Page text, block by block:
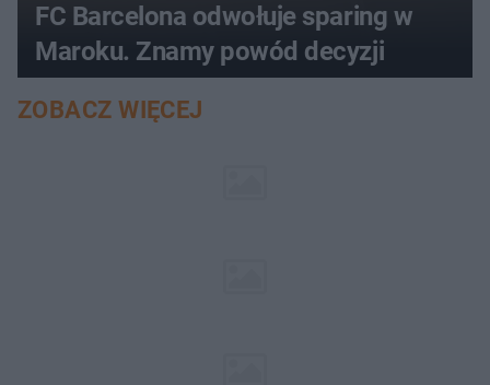
FC Barcelona odwołuje sparing w
Maroku. Znamy powód decyzji
ZOBACZ WIĘCEJ